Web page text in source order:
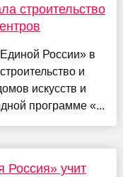
строительство
России» в
и
искусств и
программе «...
учит